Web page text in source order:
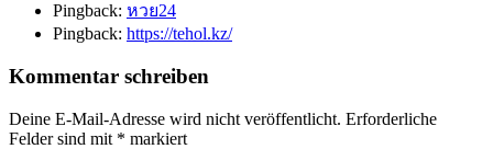
Pingback: หวย24
Pingback: https://tehol.kz/
Kommentar schreiben
Deine E-Mail-Adresse wird nicht veröffentlicht. Erforderliche
Felder sind mit * markiert